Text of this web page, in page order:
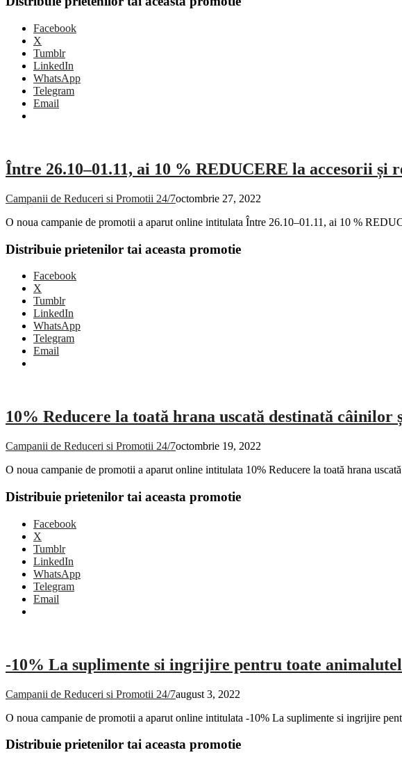
Facebook
X
Tumblr
LinkedIn
WhatsApp
Telegram
Email
Între 26.10–01.11, ai 10 % REDUCERE la accesorii
Campanii de Reduceri si Promotii 24/7octombrie 27, 2022
O noua campanie de promotii a aparut online intitulata Între 26.10–01.11, ai 10 %
Distribuie prietenilor tai aceasta promotie
Facebook
X
Tumblr
LinkedIn
WhatsApp
Telegram
Email
10% Reducere la toată hrana uscată destinată câinilor
Campanii de Reduceri si Promotii 24/7octombrie 19, 2022
O noua campanie de promotii a aparut online intitulata 10% Reducere la toată hrana
Distribuie prietenilor tai aceasta promotie
Facebook
X
Tumblr
LinkedIn
WhatsApp
Telegram
Email
-10% La suplimente si ingrijire pentru toate
Campanii de Reduceri si Promotii 24/7august 3, 2022
O noua campanie de promotii a aparut online intitulata -10% La suplimente si ingrijire
Distribuie prietenilor tai aceasta promotie